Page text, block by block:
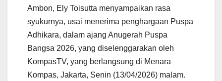
Ambon, Ely Toisutta menyampaikan rasa
syukurnya, usai menerima penghargaan Puspa
Adhikara, dalam ajang Anugerah Puspa
Bangsa 2026, yang diselenggarakan oleh
KompasTV, yang berlangsung di Menara
Kompas, Jakarta, Senin (13/04/2026) malam.